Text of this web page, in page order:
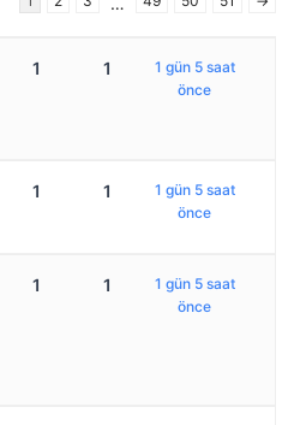
1 1
1 gün 5 saat
önce
1 1
1 gün 5 saat
önce
1 1
1 gün 5 saat
önce